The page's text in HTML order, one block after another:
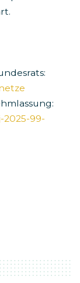
99-